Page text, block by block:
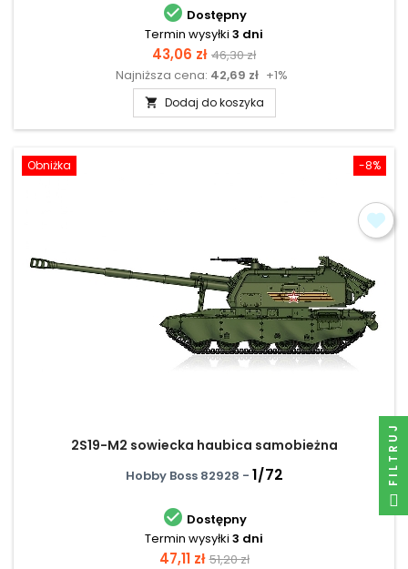
 Dostępny
Termin wysyłki 3 dni
Cena
43,06 zł Cena
podstawowa
46,30 zł
Najniższa cena: 42,69 zł +1%
 Dodaj do koszyka
-8%
Obniżka
2S19-M2 sowiecka haubica samobieżna
Hobby Boss 82928 - 1/72
 Dostępny
Termin wysyłki 3 dni
Cena
47,11 zł Cena
51,20 zł
FILTRUJ